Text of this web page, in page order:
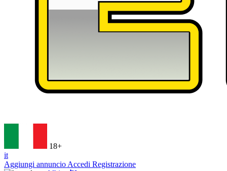
18+
it
Aggiungi annuncio Accedi Registrazione